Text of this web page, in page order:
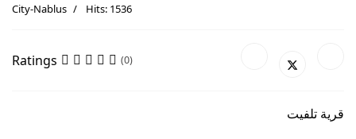
City-Nablus Hits: 1536
Ratings (0)
قرية تلفيت